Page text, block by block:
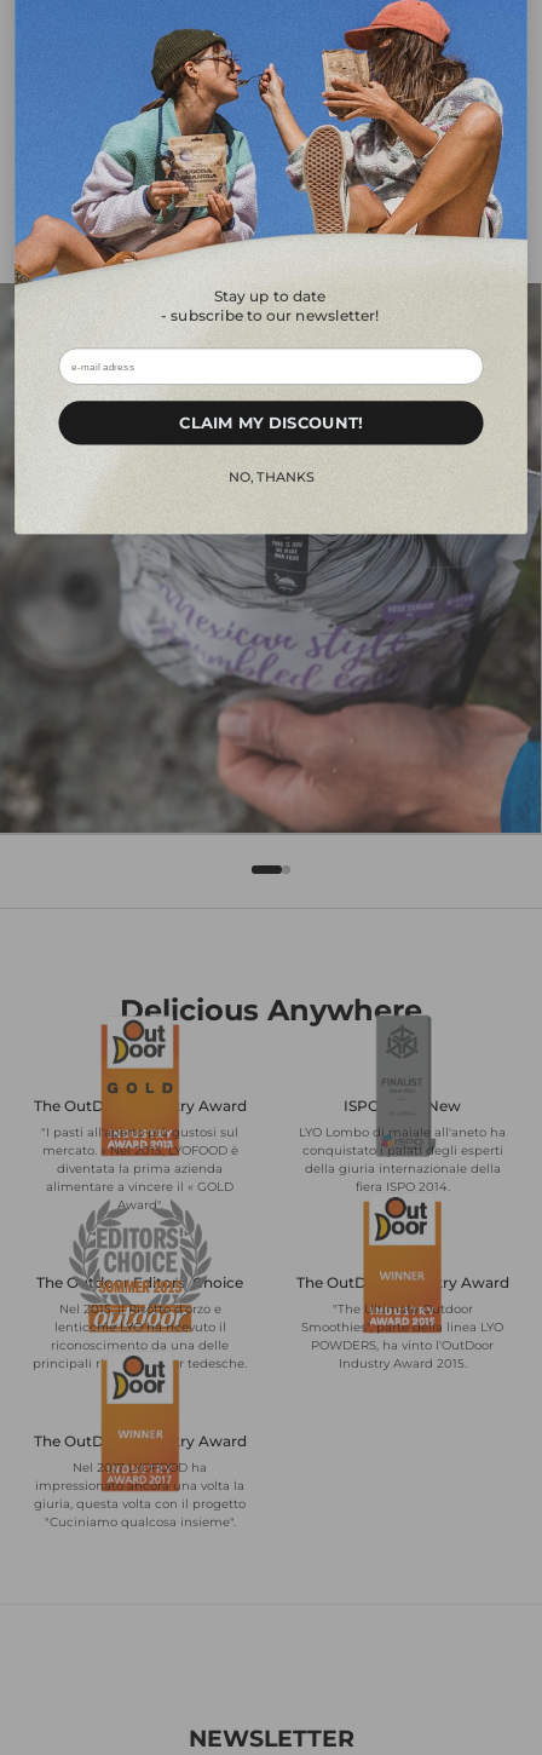
palma
Senza zuccheri
aggiunti
Davvero cotto
Esclusivamente
liofilizzato
Maggiori informazioni sul nostro cibo
Delicious Anywhere
The OutDoor Industry Award
"I pasti all'aperto più gustosi sul
mercato. » Nel 2013, LYOFOOD è
diventata la prima azienda
alimentare a vincere il « GOLD
Award".
ISPO BrandNew
LYO Lombo di maiale all'aneto ha
conquistato i palati degli esperti
della giuria internazionale della
fiera ISPO 2014.
The Outdoor Editors' Choice
Nel 2015, il Risotto d'orzo e
lenticchie LYO ha ricevuto il
riconoscimento da una delle
principali riviste outdoor tedesche.
The OutDoor Industry Award
"The Ultimate Outdoor
Smoothies", parte della linea LYO
POWDERS, ha vinto l'OutDoor
Industry Award 2015.
The OutDoor Industry Award
Nel 2017 LYOFOOD ha
impressionato ancora una volta la
giuria, questa volta con il progetto
"Cuciniamo qualcosa insieme".
NEWSLETTER
Stay up to date
- subscribe to our newsletter!
ㅤㅤCLAIM MY DISCOUNT!ㅤㅤㅤ
ㅤㅤㅤNO, THANKSㅤㅤㅤ